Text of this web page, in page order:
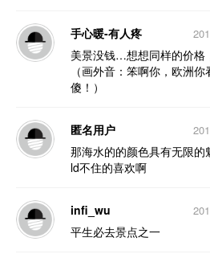
手心暖-有人疼
美景没钱…想想同样的价格
（画外音：笨啊你，欧洲
傻！）
匿名用户
那海水的的颜色具有无限
ld不住的喜欢啊
infi_wu
平生必去景点之一